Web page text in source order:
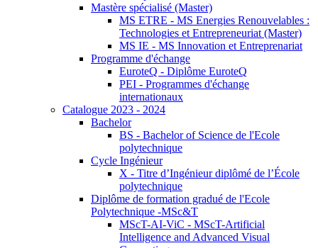
Mastère spécialisé (Master)
MS ETRE - MS Energies Renouvelables :
Technologies et Entrepreneuriat (Master)
MS IE - MS Innovation et Entreprenariat
Programme d'échange
EuroteQ - Diplôme EuroteQ
PEI - Programmes d'échange
internationaux
Catalogue 2023 - 2024
Bachelor
BS - Bachelor of Science de l'Ecole
polytechnique
Cycle Ingénieur
X - Titre d’Ingénieur diplômé de l’École
polytechnique
Diplôme de formation gradué de l'Ecole
Polytechnique -MSc&T
MScT-AI-ViC - MScT-Artificial
Intelligence and Advanced Visual